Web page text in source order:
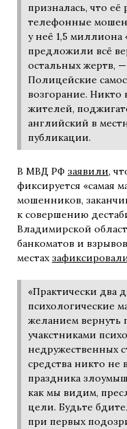
призналась, что её
телефонные
у неё 1,5 миллиона
предложили всё
остальных жертв,
Полицейские
возгорание. Никто
жителей,
английский в
публикации.
В МВД РФ заявили,
фиксируется «самая
мошенников,
к совершению
Владимирской
банкоматов и
местах
«Практически два
психологические
желанием вернуть
учакстниками
недружественных
средства никто не
праздника
как мы видим,
цели. Будьте
при первых